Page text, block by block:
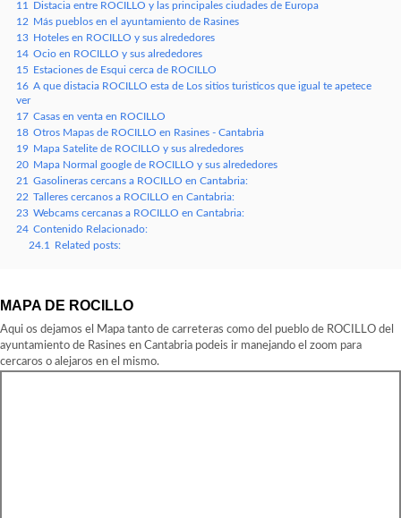
11
Distacia entre ROCILLO y las principales ciudades de Europa
12
Más pueblos en el ayuntamiento de Rasines
13
Hoteles en ROCILLO y sus alrededores
14 Ocio en ROCILLO y sus alrededores
15
Estaciones de Esqui cerca de ROCILLO
16 A que distacia ROCILLO esta de Los sitios turisticos que igual te apetece
ver
17 Casas en venta en ROCILLO
18 Otros Mapas de ROCILLO en Rasines - Cantabria
19
Mapa Satelite de ROCILLO y sus alrededores
20
Mapa Normal google de ROCILLO y sus alrededores
21
Gasolineras cercans a ROCILLO en Cantabria:
22 Talleres cercanos a ROCILLO en Cantabria:
23 Webcams cercanas a ROCILLO en Cantabria:
24 Contenido Relacionado:
24.1
Related posts:
MAPA DE ROCILLO
Aqui os dejamos el Mapa tanto de carreteras como del pueblo de ROCILLO del
ayuntamiento de Rasines en Cantabria podeis ir manejando el zoom para
cercaros o alejaros en el mismo.